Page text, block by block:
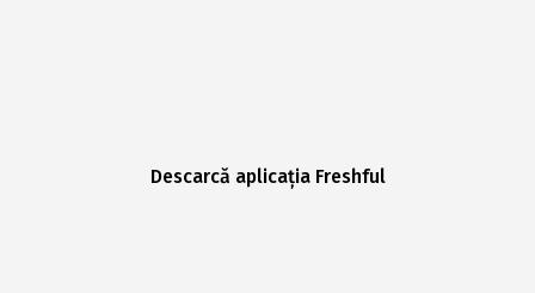
Descarcă aplicația Freshful